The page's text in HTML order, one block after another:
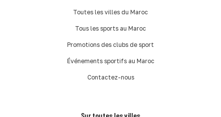
Toutes les villes du Maroc
Tous les sports au Maroc
Promotions des clubs de sport
Événements sportifs au Maroc
Contactez-nous
Sur toutes les villes